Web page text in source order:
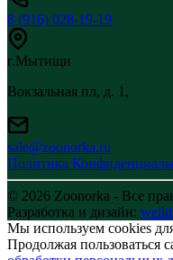
8 (916) 028-19-19
г.Мытищи
Вокзальная пл, д. 1,
sale@zoonorka.ru
Политика
© 2026 Zoonorka - Все
Разработка и дизайн:
Мы используем cookies
Продолжая пользоваться